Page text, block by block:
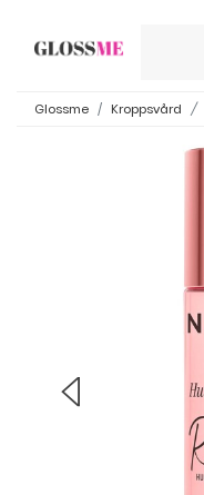
Glossme Kroppsvård